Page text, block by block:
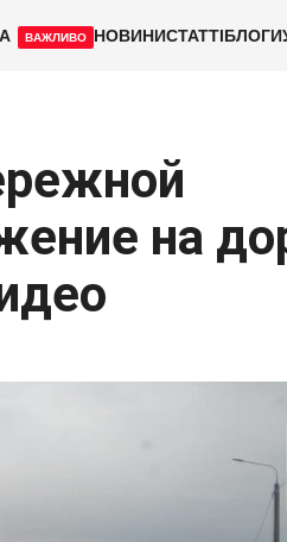
ВАЖЛИВО НОВИНИСТАТТІБЛОГИ
на